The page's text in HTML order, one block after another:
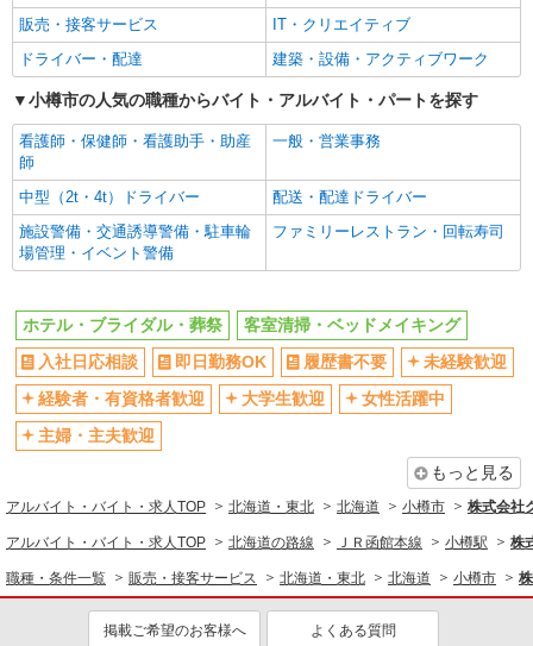
扶養内勤務OK
副業・WワークOK
交通費支給
社会保険あり
販売・接客サービス
IT・クリエイティブ
ドライバー・配達
建築・設備・アクティブワーク
小樽市の人気の職種からバイト・アルバイト・パートを探す
看護師・保健師・看護助手・助産
師
一般・営業事務
中型（2t・4t）ドライバー
配送・配達ドライバー
施設警備・交通誘導警備・駐車輪
場管理・イベント警備
ファミリーレストラン・回転寿司
ホテル・ブライダル・葬祭
客室清掃・ベッドメイキング
入社日応相談
即日勤務OK 履歴書不要
未経験歓迎
経験者・有資格者歓迎
大学生歓迎
女性活躍中
主婦・主夫歓迎
もっと見る
アルバイト・バイト・求人TOP 北海道・東北 北海道 小樽市 株式会社
アルバイト・バイト・求人TOP 北海道の路線 ＪＲ函館本線 小樽駅 株
職種・条件一覧 販売・接客サービス 北海道・東北 北海道 小樽市
掲載ご希望のお客様へ よくある質問